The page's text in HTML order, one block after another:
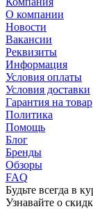
О компании
Новости
Вакансии
Реквизиты
Информация
Условия оплаты
Условия доставки
Гарантия на товар
Политика
Помощь
Блог
Бренды
Обзоры
FAQ
Будьте всегда в
Узнавайте о